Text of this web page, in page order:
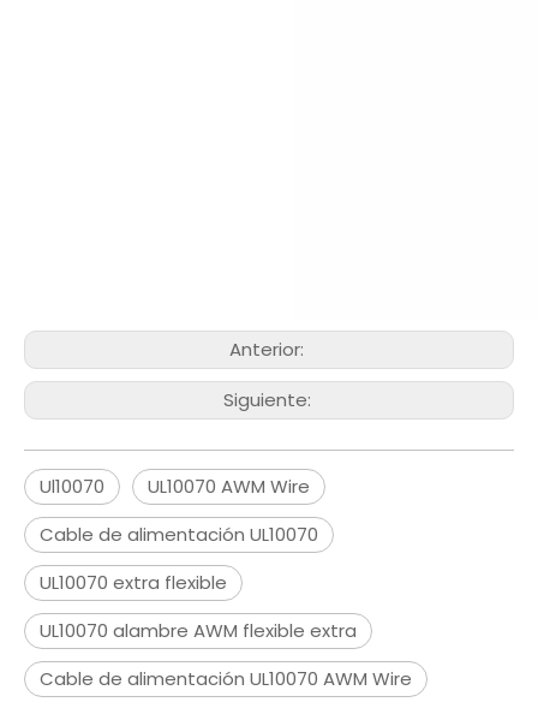
Anterior:
Siguiente:
Ul10070
UL10070 AWM Wire
Cable de alimentación UL10070
UL10070 extra flexible
UL10070 alambre AWM flexible extra
Cable de alimentación UL10070 AWM Wire